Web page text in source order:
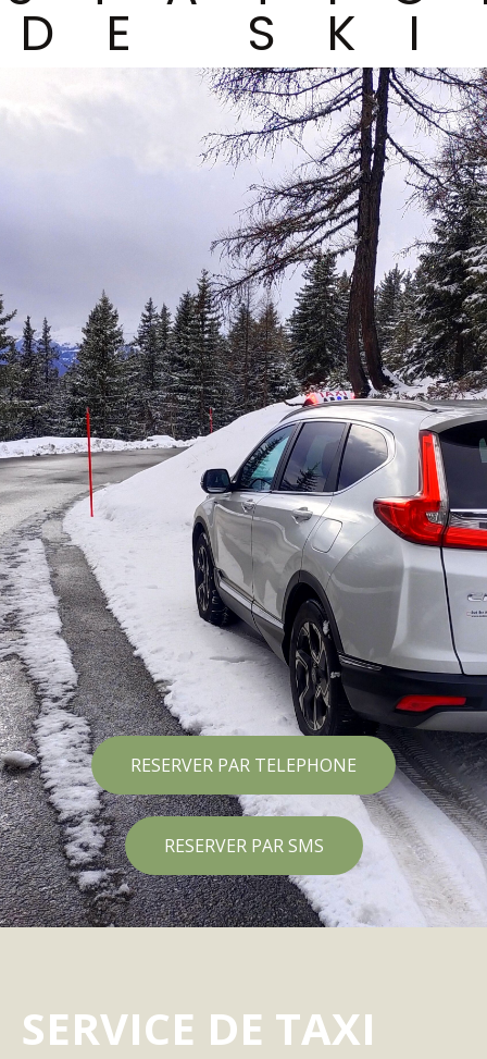
DE SKI
RESERVER PAR TELEPHONE
RESERVER PAR SMS
SERVICE DE TAXI